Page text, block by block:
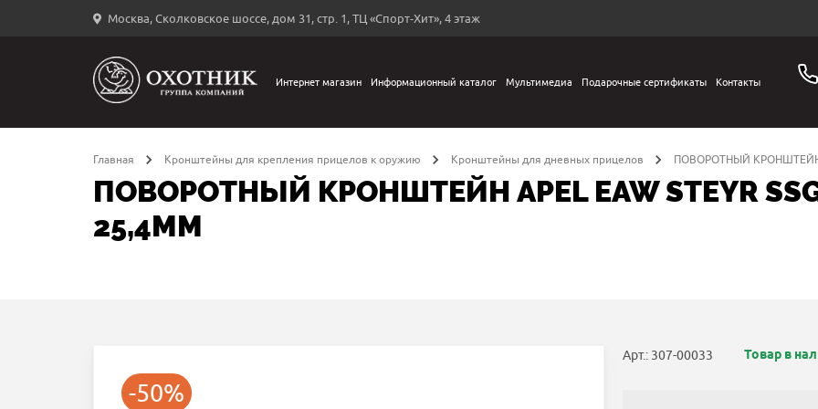
Москва, Сколковское шоссе, дом 31, стр. 1, ТЦ «Спорт-Хит», 4 этаж
←
Интернет магазин Информационный каталог Мультимедиа Подарочные сертификаты Контакты
Главная Кронштейны для крепления прицелов к оружию Кронштейны для дневных прицелов ПОВОРОТНЫЙ КРОНШТЕЙН
ПОВОРОТНЫЙ КРОНШТЕЙН APEL EAW STEYR
25,4ММ
-50%
Арт.: 307-00033 Товар в